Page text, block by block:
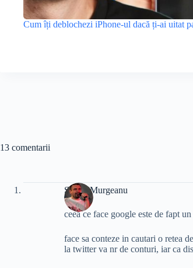
Cum îți deblochezi iPhone-ul dacă ți-ai uitat
13 comentarii
Stefan Murgeanu
ceea ce face google este de fapt
face sa conteze in cautari o retea
la twitter va nr de conturi, iar ca